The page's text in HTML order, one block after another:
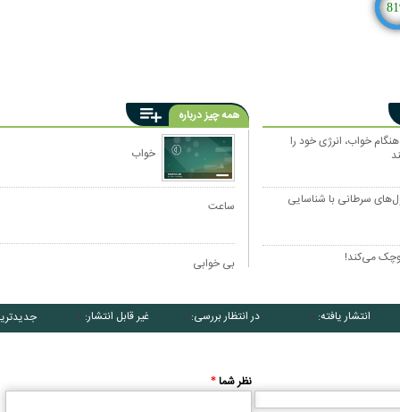
81
خواب، انرژی خود را
سرطانی با شناسایی
کوچک می‌کند!
همه چیز درباره
خواب
ساعت
بی خوابی
انتشار یافته: ۰ در انتظار بررسی: ۰ غیر قابل انتشار: ۰
نظر شما*